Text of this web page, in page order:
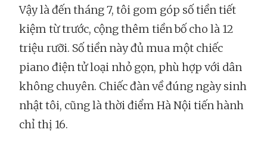
Vậy là đến tháng 7, tôi gom góp số tiền tiết
kiệm từ trước, cộng thêm tiền bố cho là 12
triệu rưỡi. Số tiền này đủ mua một chiếc
piano điện tử loại nhỏ gọn, phù hợp với dân
không chuyên. Chiếc đàn về đúng ngày sinh
nhật tôi, cũng là thời điểm Hà Nội tiến hành
chỉ thị 16.